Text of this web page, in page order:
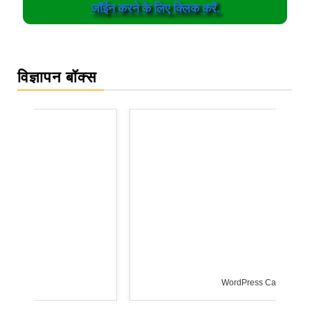
जॉईन करने के लिए क्लिक करें.
विज्ञापन बॉक्स
WordPress Carousel Trial Version